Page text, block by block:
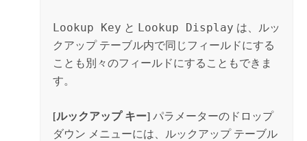
Lookup Key と Lookup Display は、ルッ
クアップ テーブル内で同じフィールドにする
ことも別々のフィールドにすることもできま
す。
[ルックアップ キー]パラメーターのドロップ
ダウン メニューには、ルックアップ テーブル